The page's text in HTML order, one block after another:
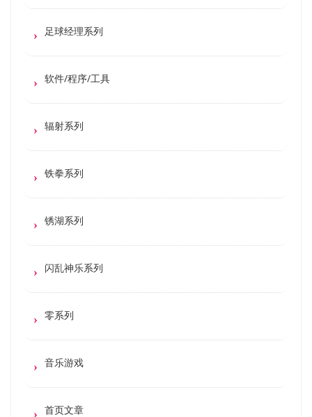
足球经理系列
软件/程序/工具
辐射系列
铁拳系列
锈湖系列
闪乱神乐系列
零系列
音乐游戏
首页文章